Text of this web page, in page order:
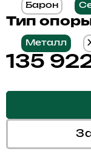
Барон
Тип
Металл
135